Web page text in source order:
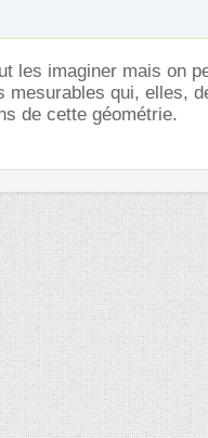
les imaginer mais on
mesurables qui, elles,
de cette géométrie.